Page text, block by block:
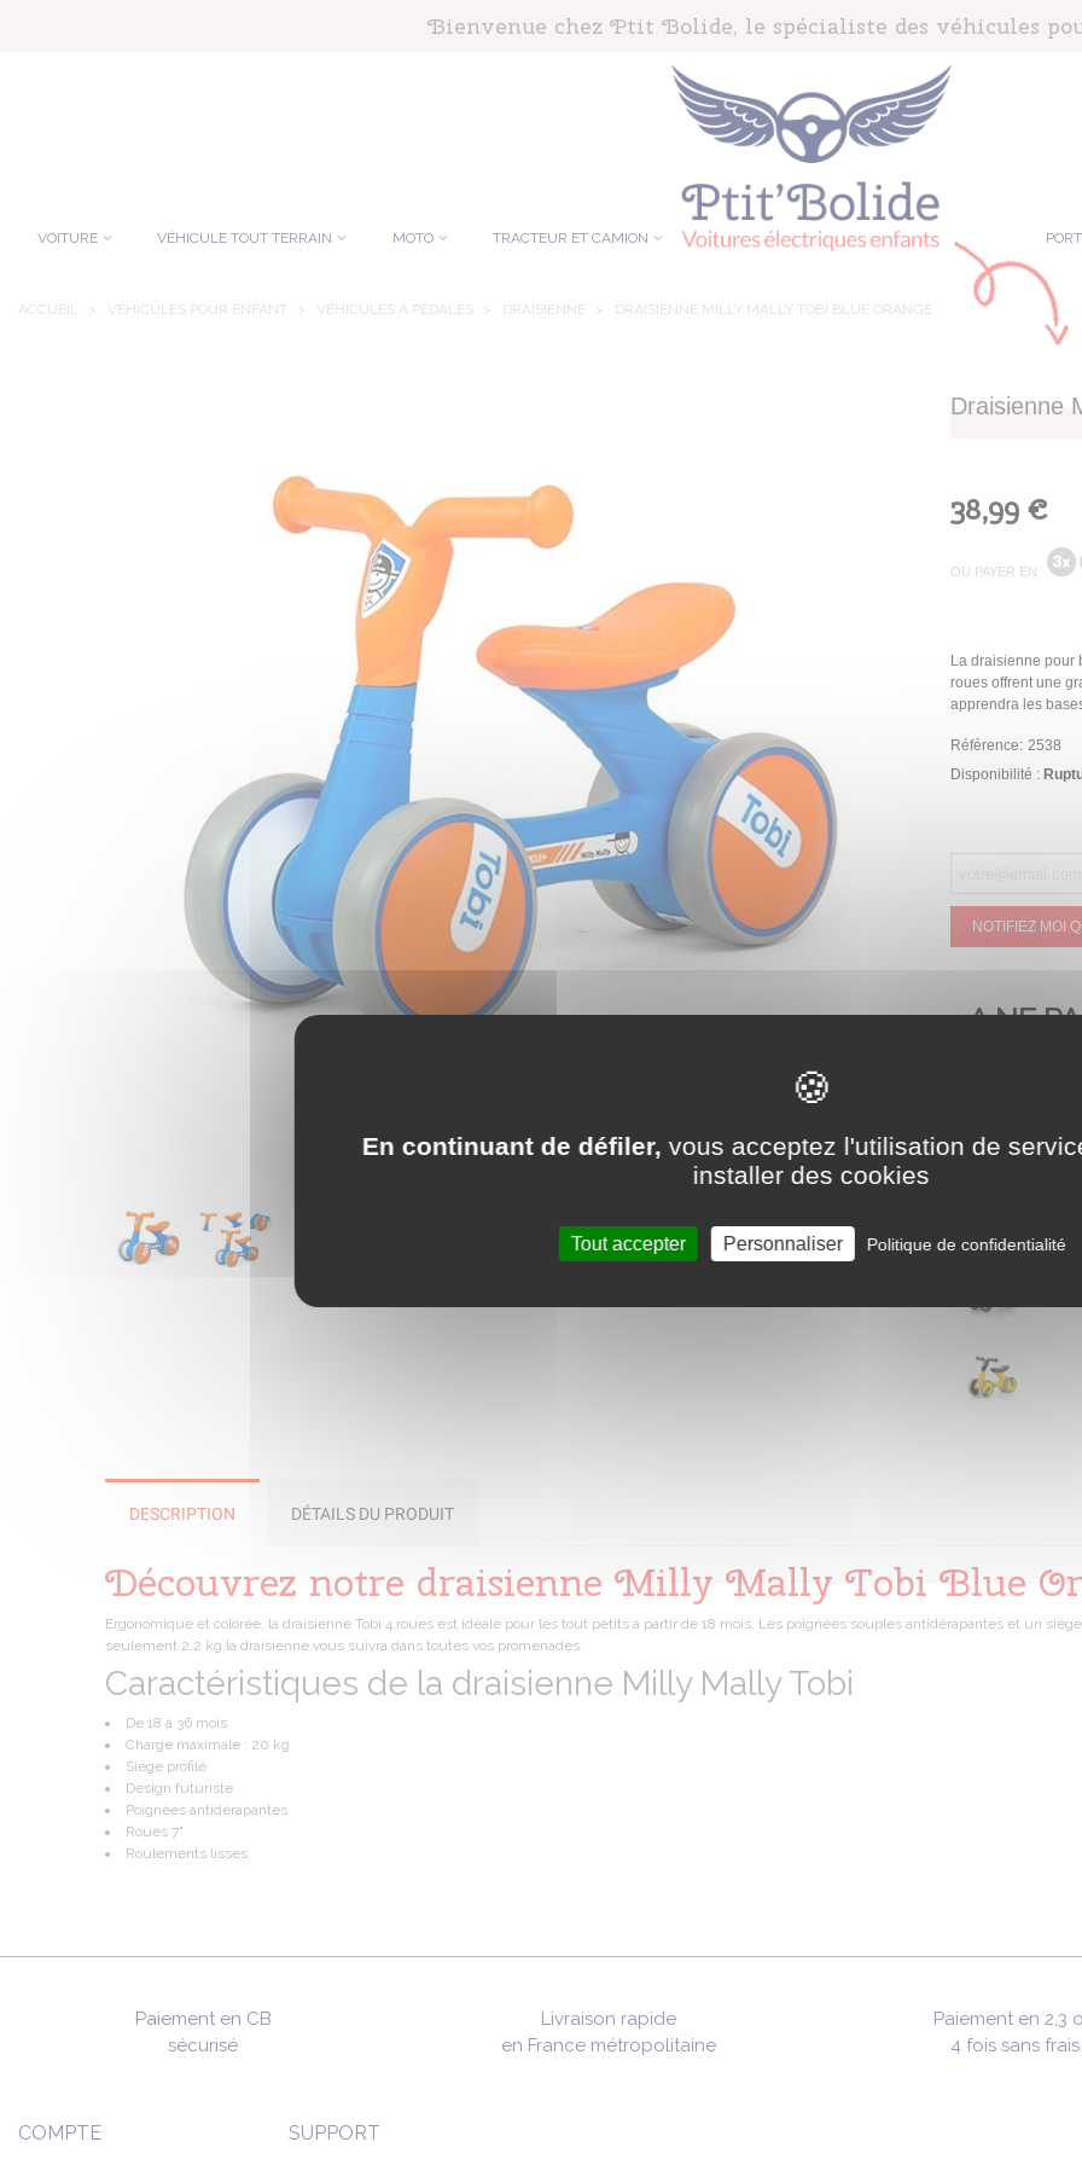
Bienvenue chez Ptit Bolide, le spécialiste des véhicules
VOITURE VÉHICULE TOUT TERRAIN MOTO TRACTEUR ET CAMION
ACCUEIL > VÉHICULES POUR ENFANT > VÉHICULES À PÉDALES > DRAISIENNE > DRAISIENNE MILLY MALLY TOBI BLUE ORANGE
Draisienne
38,99 €
OU PAYER EN
La draisienne pour
roues offrent une
apprendra les
Référence: 2538
Disponibilité :
NOTIFIEZ MOI
A NE
NOTRE
DESCRIPTION DÉTAILS DU PRODUIT
Découvrez notre draisienne Milly Mally Tobi Blue
Ergonomique et colorée, la draisienne Tobi 4 roues est idéale pour les tout petits à partir de 18 mois. Les poignées souples antidérapantes et un
seulement 2.2 kg la draisienne vous suivra dans toutes vos promenades.
Caractéristiques de la draisienne Milly Mally Tobi
De 18 à 36 mois
Charge maximale : 20 kg
Siège profilé
Design futuriste
Poignées antidérapantes
Roues 7"
Roulements lisses
Paiement en CB
sécurisé
Livraison rapide
en France métropolitaine
Paiement en 2,3
4 fois sans frais
COMPTE SUPPORT
En continuant de défiler, vous acceptez l'utilisation de
installer des cookies
Tout accepter Personnaliser Politique de confidentialité